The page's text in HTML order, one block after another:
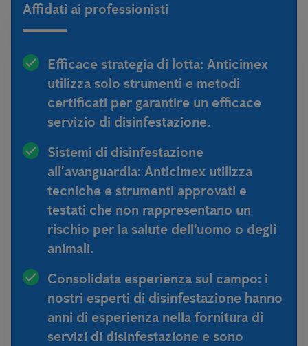
Affidati ai professionisti
Efficace strategia di lotta: Anticimex
utilizza solo strumenti e metodi
certificati per garantire un efficace
servizio di disinfestazione.
Sistemi di disinfestazione
all’avanguardia: Anticimex utilizza
tecniche e strumenti approvati e
testati che non rappresentano un
rischio per la salute dell'uomo o degli
animali.
Consolidata esperienza sul campo: i
nostri esperti di disinfestazione hanno
anni di esperienza nella fornitura di
servizi di disinfestazione e sono